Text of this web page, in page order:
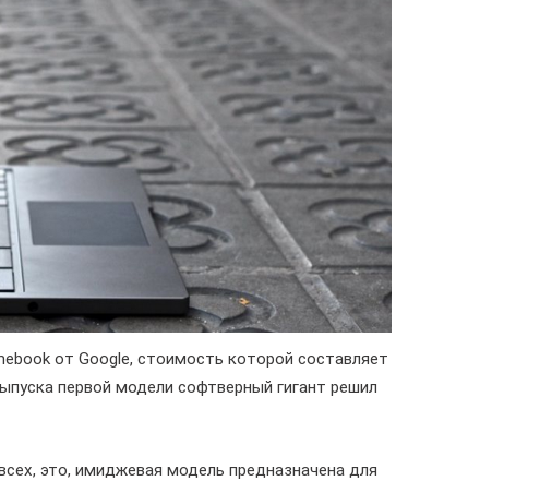
от Google, стоимость которой составляет
первой модели софтверный гигант решил
это, имиджевая модель предназначена для